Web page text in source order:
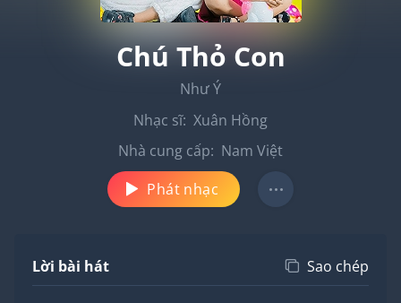
Chú Thỏ Con
Như Ý
Nhạc sĩ: Xuân Hồng
Nhà cung cấp: Nam Việt
Phát nhạc
Lời bài hát Sao chép